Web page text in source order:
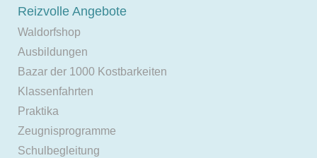
Reizvolle Angebote
Waldorfshop
Ausbildungen
Bazar der 1000 Kostbarkeiten
Klassenfahrten
Praktika
Zeugnisprogramme
Schulbegleitung